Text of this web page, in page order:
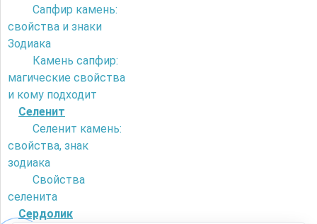
Сапфир камень:
свойства и знаки
Зодиака
Камень сапфир:
магические свойства
и кому подходит
Селенит
Селенит камень:
свойства, знак
зодиака
Свойства
селенита
Сердолик